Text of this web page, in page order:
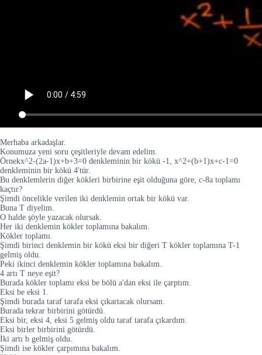
Merhaba arkadaşlar.
Konumuza yeni soru çeşitleriyle devam edelim.
Örnekx^2-(2a-1)x+b+3=0 denkleminin bir kökü -1, x^2+(b+1)x+c-1=0
denkleminin bir kökü 4'tür.
Bu denklemlerin diğer kökleri birbirine eşit olduğuna göre, c-8a toplamı
kaçtır?
Şimdi öncelikle verilen iki denklemin ortak bir kökü var.
Buna T diyelim.
O halde şöyle yazacak olursak.
Her iki denklemin kökler toplamına bakalım.
Kökler toplamı.
Şimdi birinci denklemin bir kökü eksi bir diğeri T kökler toplamına T-1
gelmiş oldu.
Peki ikinci denklemin kökler toplamına bakalım.
4 artı T neye eşit?
Burada kökler toplamı eksi be bölü a'dan eksi ile çarptım.
Eksi be eksi 1.
Şimdi burada taraf tarafa eksi çıkartacak olursam.
Burada tekrar birbirini götürdü.
Eksi bir, eksi 4, eksi 5 gelmiş oldu taraf tarafa çıkardım.
Eksi birler birbirini götürdü.
İki artı b gelmiş oldu.
Şimdi ise kökler çarpımına bakalım.